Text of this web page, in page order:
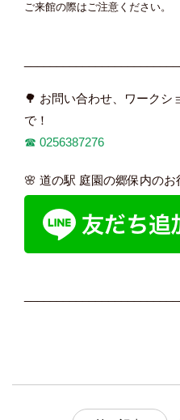
ご来館の際はご注意ください。
🌳 お問い合わせ、ワークシ
で！
☎︎ 0256387276
🌸 道の駅 庭園の郷保内のお